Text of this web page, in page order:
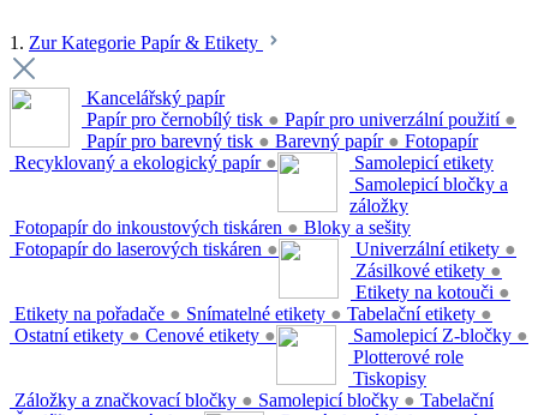
1. Zur Kategorie Papír & Etikety
Kancelářský papír
Papír pro černobílý tisk ● Papír pro univerzální použití ●
Papír pro barevný tisk ● Barevný papír ●
Recyklovaný a ekologický papír ●
Fotopapír
Fotopapír do inkoustových tiskáren ●
Fotopapír do laserových tiskáren ●
Samolepicí etikety
Univerzální etikety ●
Zásilkové etikety ●
Etikety na kotouči ●
Etikety na pořadače ● Snímatelné etikety ● Tabelační etikety ●
Ostatní etikety ● Cenové etikety ●
Samolepicí bločky a
záložky
Samolepicí Z-bločky ●
Záložky a značkovací bločky ● Samolepicí bločky ●
Bloky a sešity
Plotterové role
Tiskopisy
Tabelační